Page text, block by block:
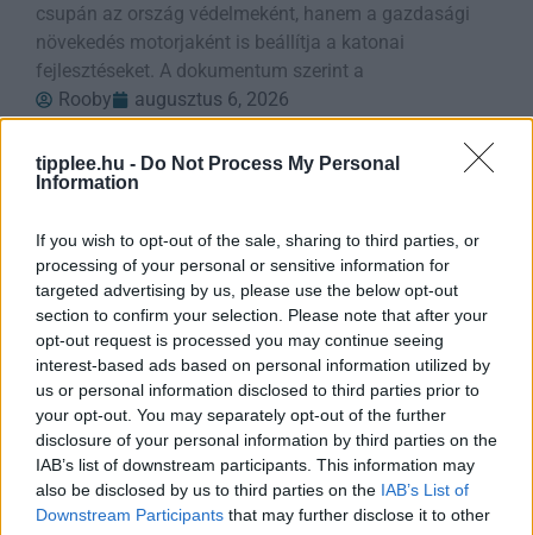
tipplee.hu - Do Not Process My Personal
Information
If you wish to opt-out of the sale, sharing to third parties, or
processing of your personal or sensitive information for
targeted advertising by us, please use the below opt-out
section to confirm your selection. Please note that after your
opt-out request is processed you may continue seeing
interest-based ads based on personal information utilized by
us or personal information disclosed to third parties prior to
your opt-out. You may separately opt-out of the further
disclosure of your personal information by third parties on the
IAB’s list of downstream participants. This information may
also be disclosed by us to third parties on the IAB’s List of
Downstream Participants that may further disclose it to other
csupán az ország védelmeként, hanem a gazdasági
növekedés motorjaként is beállítja a katonai
fejlesztéseket. A dokumentum szerint a
Rooby
augusztus 6, 2026
Duna Rekord Alacsony Vízszintje:
Bénul a Paksi Atomerőmű
A Duna vízszintje rekordalacsony szintre süllyedt
Európa szárazsága miatt, ami miatt Magyarország